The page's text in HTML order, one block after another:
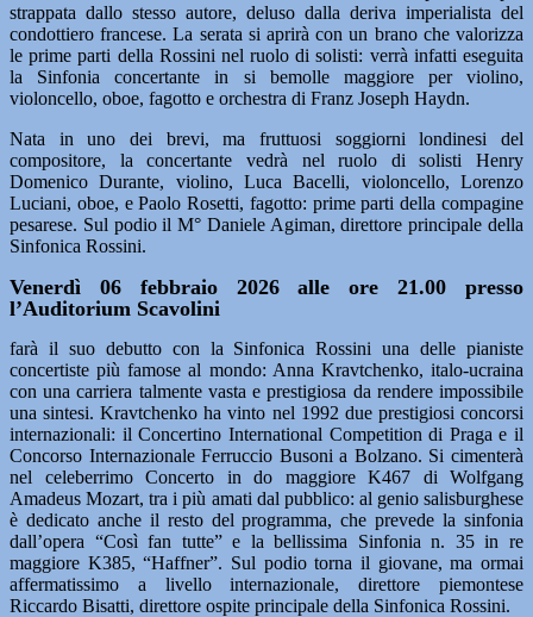
strappata dallo stesso autore, deluso dalla deriva imperialista del
condottiero francese. La serata si aprirà con un brano che valorizza
le prime parti della Rossini nel ruolo di solisti: verrà infatti eseguita
la Sinfonia concertante in si bemolle maggiore per violino,
violoncello, oboe, fagotto e orchestra di Franz Joseph Haydn.
Nata in uno dei brevi, ma fruttuosi soggiorni londinesi del
compositore, la concertante vedrà nel ruolo di solisti Henry
Domenico Durante, violino, Luca Bacelli, violoncello, Lorenzo
Luciani, oboe, e Paolo Rosetti, fagotto: prime parti della compagine
pesarese. Sul podio il M° Daniele Agiman, direttore principale della
Sinfonica Rossini.
Venerdì 06 febbraio 2026 alle ore 21.00 presso
l’Auditorium Scavolini
farà il suo debutto con la Sinfonica Rossini una delle pianiste
concertiste più famose al mondo: Anna Kravtchenko, italo-ucraina
con una carriera talmente vasta e prestigiosa da rendere impossibile
una sintesi. Kravtchenko ha vinto nel 1992 due prestigiosi concorsi
internazionali: il Concertino International Competition di Praga e il
Concorso Internazionale Ferruccio Busoni a Bolzano. Si cimenterà
nel celeberrimo Concerto in do maggiore K467 di Wolfgang
Amadeus Mozart, tra i più amati dal pubblico: al genio salisburghese
è dedicato anche il resto del programma, che prevede la sinfonia
dall’opera “Così fan tutte” e la bellissima Sinfonia n. 35 in re
maggiore K385, “Haffner”. Sul podio torna il giovane, ma ormai
affermatissimo a livello internazionale, direttore piemontese
Riccardo Bisatti, direttore ospite principale della Sinfonica Rossini.